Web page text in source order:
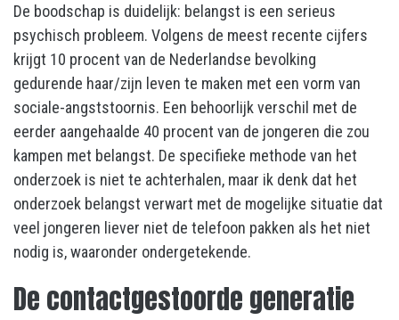
De boodschap is duidelijk: belangst is een serieus
psychisch probleem. Volgens de meest recente cijfers
krijgt 10 procent van de Nederlandse bevolking
gedurende haar/zijn leven te maken met een vorm van
sociale-angststoornis. Een behoorlijk verschil met de
eerder aangehaalde 40 procent van de jongeren die zou
kampen met belangst. De specifieke methode van het
onderzoek is niet te achterhalen, maar ik denk dat het
onderzoek belangst verwart met de mogelijke situatie dat
veel jongeren liever niet de telefoon pakken als het niet
nodig is, waaronder ondergetekende.
De contactgestoorde generatie